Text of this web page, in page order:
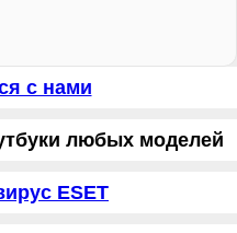
с нами
любых моделей
ESET